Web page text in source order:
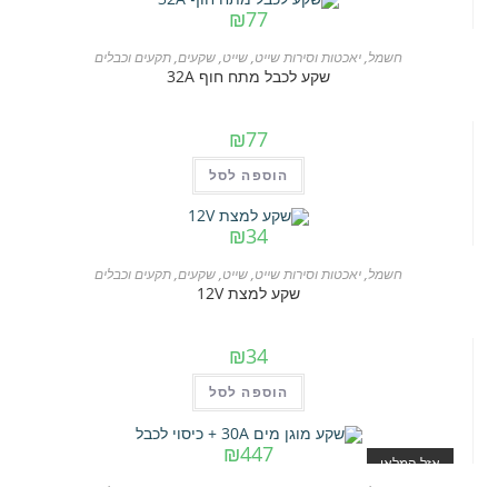
המוצר
₪77
חשמל,יאכטות וסירות שייט,שייט,שקעים,תקעים וכבלים
שקע לכבל מתח חוף 32A
₪77
הוספה לסל
₪34
חשמל,יאכטות וסירות שייט,שייט,שקעים,תקעים וכבלים
שקע למצת 12V
₪34
הוספה לסל
אזל המלאי ₪447